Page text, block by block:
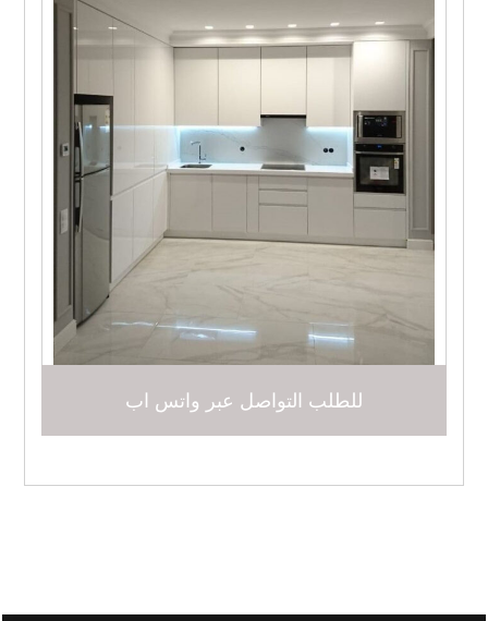
للطلب التواصل عبر واتس اب